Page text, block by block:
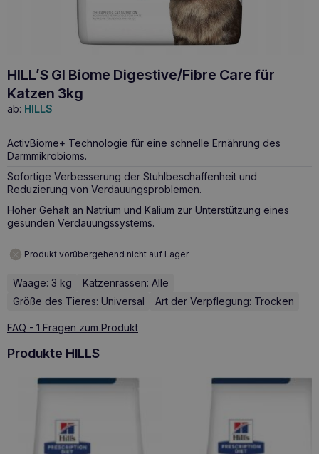
HILL’S GI Biome Digestive/Fibre Care für
Katzen 3kg
ab: HILLS
ActivBiome+ Technologie für eine schnelle Ernährung des
Darmmikrobioms.
Sofortige Verbesserung der Stuhlbeschaffenheit und
Reduzierung von Verdauungsproblemen.
Hoher Gehalt an Natrium und Kalium zur Unterstützung eines
gesunden Verdauungssystems.
Produkt vorübergehend nicht auf Lager
Waage: 3 kg
Katzenrassen: Alle
Größe des Tieres: Universal
Art der Verpflegung: Trocken
FAQ - 1 Fragen zum Produkt
Produkte HILLS